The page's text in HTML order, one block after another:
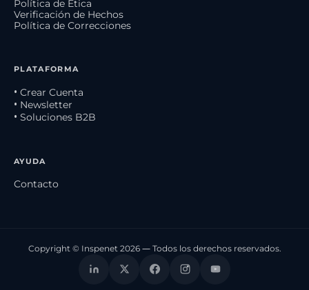
Política de Ética
Verificación de Hechos
Política de Correcciones
PLATAFORMA
• Crear Cuenta
• Newsletter
• Soluciones B2B
AYUDA
Contacto
Copyright © Inspenet 2026 — Todos los derechos reservados.